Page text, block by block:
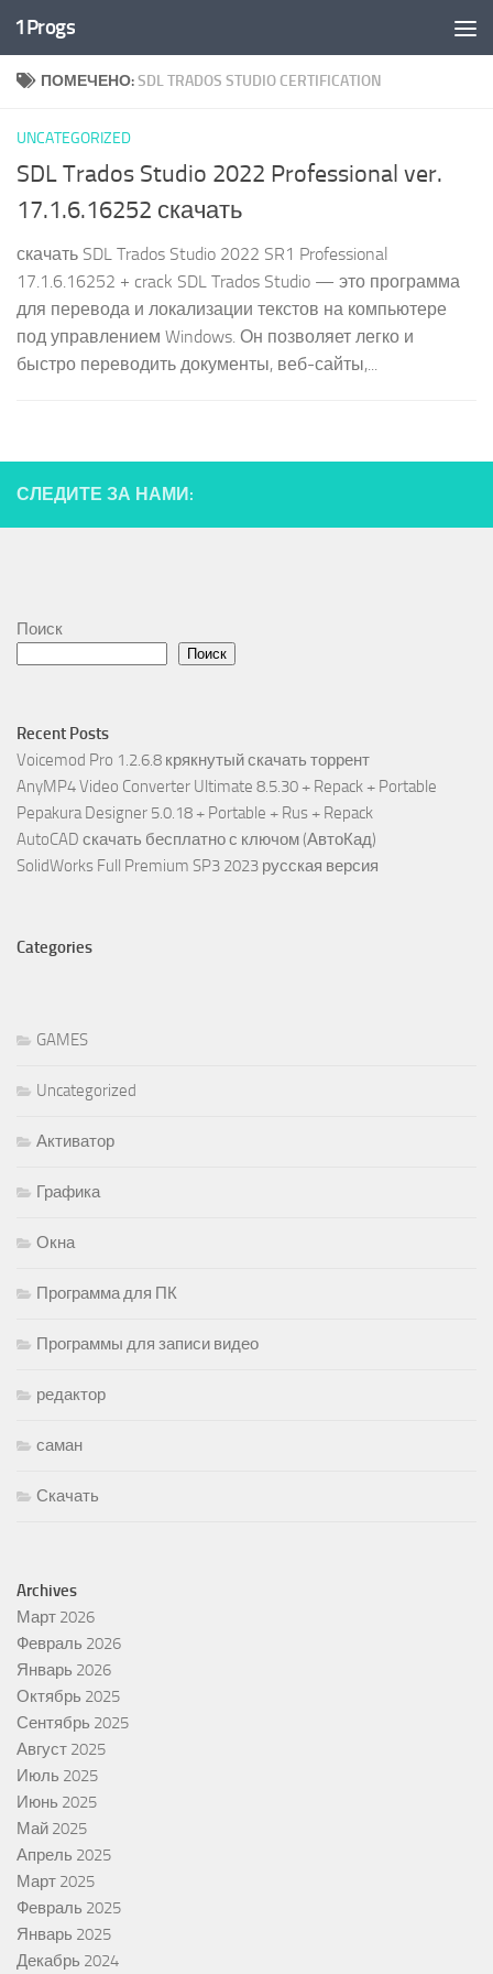
Перейти к содержимому
1Progs
ПОМЕЧЕНО:SDL TRADOS STUDIO CERTIFICATION
UNCATEGORIZED
SDL Trados Studio 2022 Professional ver.
17.1.6.16252 скачать
скачать SDL Trados Studio 2022 SR1 Professional
17.1.6.16252 + crack SDL Trados Studio — это программа
для перевода и локализации текстов на компьютере
под управлением Windows. Он позволяет легко и
быстро переводить документы, веб-сайты,...
СЛЕДИТЕ ЗА НАМИ:
Поиск
Поиск
Recent Posts
Voicemod Pro 1.2.6.8 крякнутый скачать торрент
AnyMP4 Video Converter Ultimate 8.5.30 + Repack + Portable
Pepakura Designer 5.0.18 + Portable + Rus + Repack
AutoCAD скачать бесплатно с ключом (АвтоКад)
SolidWorks Full Premium SP3 2023 русская версия
Categories
GAMES
Uncategorized
Активатор
Графика
Окна
Программа для ПК
Программы для записи видео
редактор
саман
Скачать
Archives
Март 2026
Февраль 2026
Январь 2026
Октябрь 2025
Сентябрь 2025
Август 2025
Июль 2025
Июнь 2025
Май 2025
Апрель 2025
Март 2025
Февраль 2025
Январь 2025
Декабрь 2024